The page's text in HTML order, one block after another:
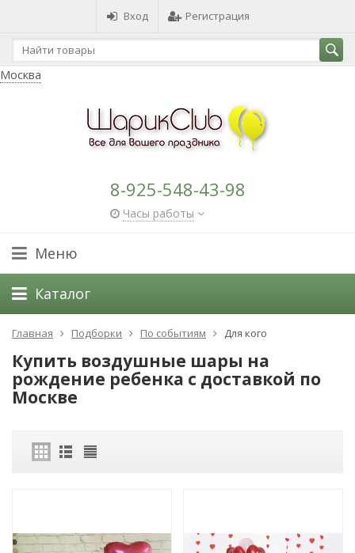
Вход Регистрация
Москва
8-925-548-43-98
Часы работы
Меню
Каталог
Главная Подборки По событиям Для кого
Купить воздушные шары на
рождение ребенка с доставкой по
Москве